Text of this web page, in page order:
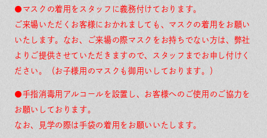
●マスクの着用をスタッフに義務付けております。
ご来場いただくお客様におかれましても、マスクの着用をお願い
いたします。なお、ご来場の際マスクをお持ちでない方は、弊社
よりご提供させていただきますので、スタッフまでお申し付けく
ださい。（お子様用のマスクも御用いしております。）
●手指消毒用アルコールを設置し、お客様へのご使用のご協力を
お願いしております。
なお、見学の際は手袋の着用をお願いいたします。